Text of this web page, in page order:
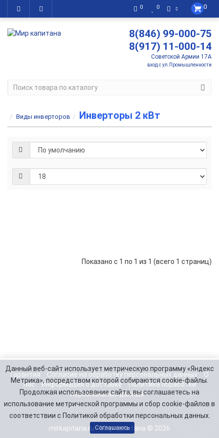
0
0 0
8(846) 99-000-75
8(917) 11-000-14
Советской Армии 17А
вход с ул.Промышленности
Виды инверторов Инверторы 2 кВт
Показано с 1 по 1 из 1 (всего 1 страниц)
Гарантия Согласие на обработку персональных данных
О
нас
Информация о доставке
Политика обработки
персональных данных
mirkapitana.ru - Мир капитана © 2026
Данный веб-сайт использует метрическую программу «Яндекс
Метрика», посредством которой собираются cookie-файлы.
Продолжая использование сайта, вы соглашаетесь на
использование метрической программы и сбор cookie-файлов в
соответствии с Политикой обработки персональных данных.
Соглашаюсь